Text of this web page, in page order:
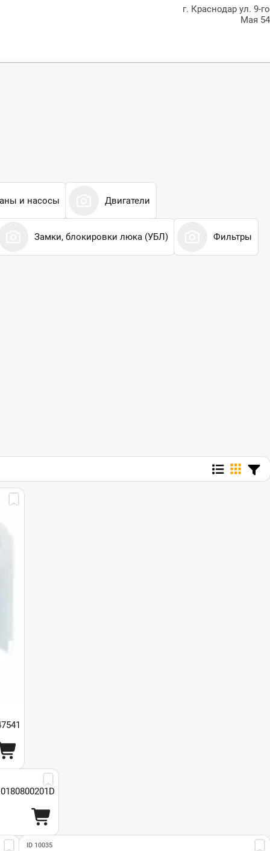
г. Краснодар ул. 9-го
Мая 54
и насосы Двигатели
Замки, блокировки люка (УБЛ) Фильтры
ID 10035